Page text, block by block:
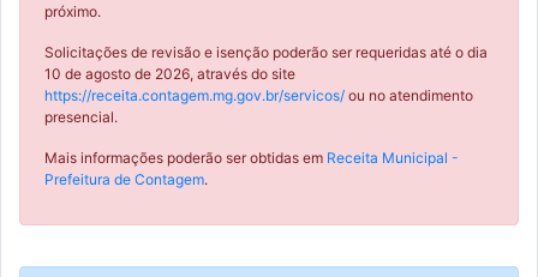
próximo.
Solicitações de revisão e isenção poderão ser requeridas até o dia
10 de agosto de 2026, através do site
https://receita.contagem.mg.gov.br/servicos/ ou no atendimento
presencial.
Mais informações poderão ser obtidas em Receita Municipal -
Prefeitura de Contagem.